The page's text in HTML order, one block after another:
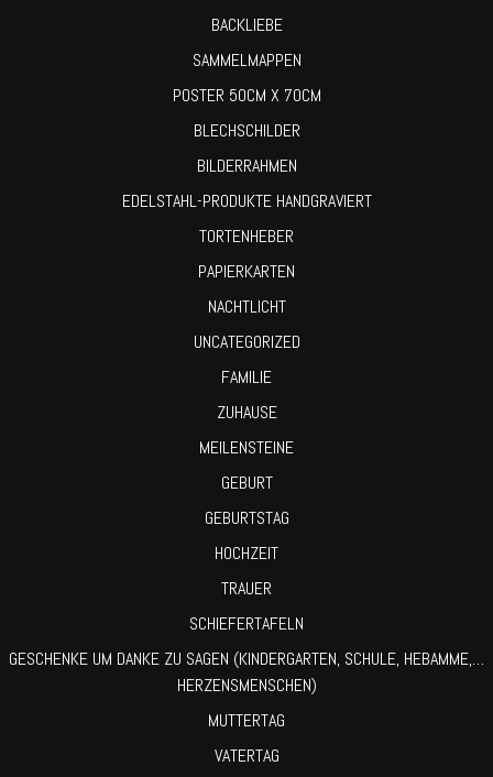
BACKLIEBE
SAMMELMAPPEN
POSTER 50CM X 70CM
BLECHSCHILDER
BILDERRAHMEN
EDELSTAHL-PRODUKTE HANDGRAVIERT
TORTENHEBER
PAPIERKARTEN
NACHTLICHT
UNCATEGORIZED
FAMILIE
ZUHAUSE
MEILENSTEINE
GEBURT
GEBURTSTAG
HOCHZEIT
TRAUER
SCHIEFERTAFELN
GESCHENKE UM DANKE ZU SAGEN (KINDERGARTEN, SCHULE, HEBAMME,…
HERZENSMENSCHEN)
MUTTERTAG
VATERTAG